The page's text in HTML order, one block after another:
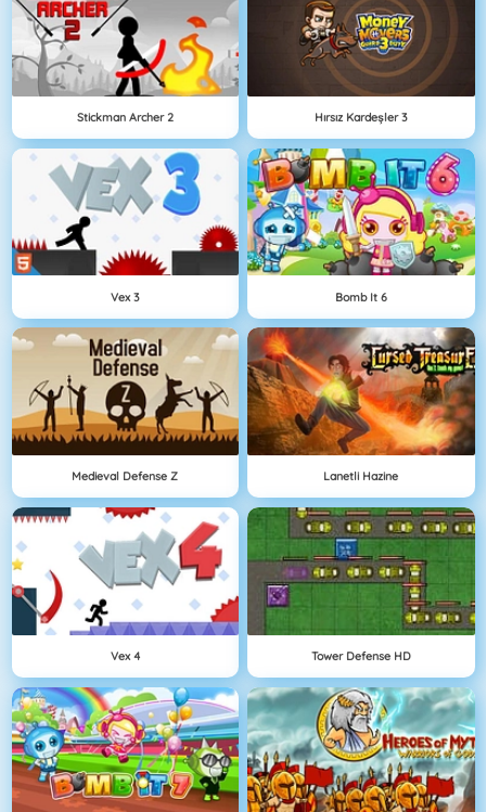
Stickman Archer 2 Hırsız Kardeşler 3
Vex 3 Bomb It 6
Medieval Defense Z Lanetli Hazine
Vex 4 Tower Defense HD